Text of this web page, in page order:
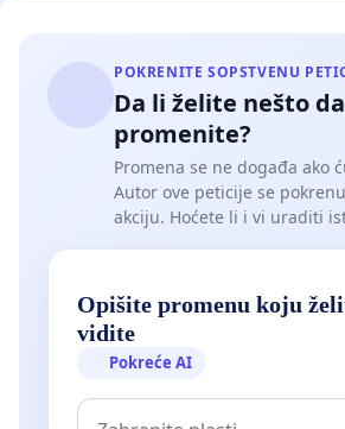
POKRENITE SOPSTVENU
Da li želite nešto da
promenite?
Promena se ne događa ako
Autor ove peticije se
akciju. Hoćete li i vi uraditi
Opišite promenu koju
vidite
Pokreće AI